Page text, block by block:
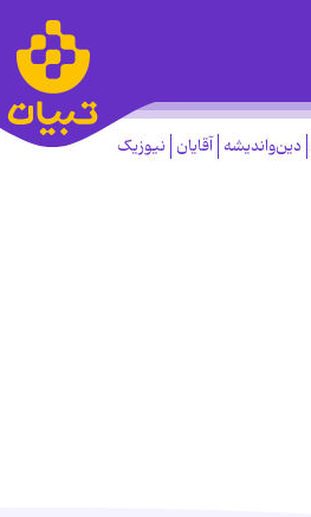
دین‌واندیشه آقایان نیوزیک